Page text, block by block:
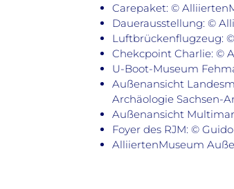
Carepaket: ©
Dauerausstellung: ©
Luftbrückenflugzeug:
Chekcpoint Charlie: ©
U-Boot-Museum
Außenansicht
Archäologie Sachsen-
Außenansicht
Foyer des RJM: ©
AlliiertenMuseum